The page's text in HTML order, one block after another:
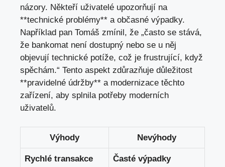
názory. Někteří uživatelé upozorňují na
**technické problémy** a občasné výpadky.
Například pan Tomáš zmínil, že „často se stává,
že bankomat není dostupný nebo se u něj
objevují technické potíže, což je frustrující, když
spěchám.“ Tento aspekt zdůrazňuje důležitost
**pravidelné údržby** a modernizace těchto
zařízení, aby splnila potřeby moderních
uživatelů.
Výhody Nevýhody
Rychlé transakce Časté výpadky